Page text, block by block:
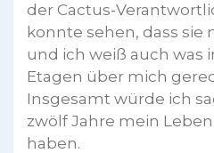
der Cactus-
konnte sehen, dass sie
und ich weiß auch was
Etagen über mich
Insgesamt würde ich
zwölf Jahre mein
haben.